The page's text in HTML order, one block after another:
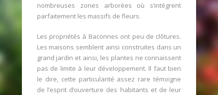
nombreuses zones arborées où s’intègrent
parfaitement les massifs de fleurs.
Les propriétés à Baconnes ont peu de clôtures.
Les maisons semblent ainsi construites dans un
grand jardin et ainsi, les plantes ne connaissent
pas de limite à leur développement. Il faut bien
le dire, cette particularité assez rare témoigne
de l’esprit d’ouverture des habitants et de leur